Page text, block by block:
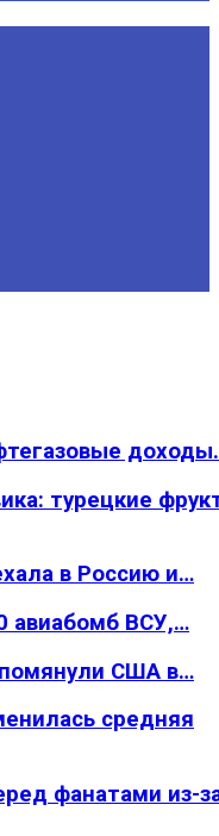
турецкие
в Россию и…
авиабомб ВСУ,…
США в…
средняя
фанатами из-